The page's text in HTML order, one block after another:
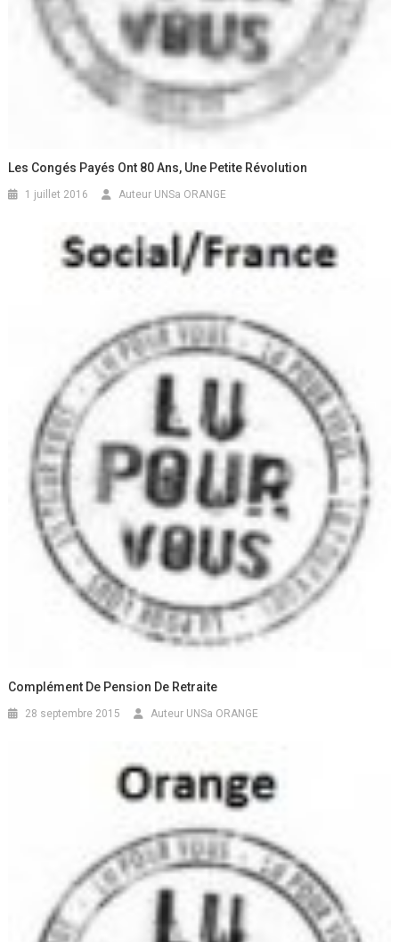
Les Congés Payés Ont 80 Ans, Une Petite Révolution
1 juillet 2016 Auteur UNSa ORANGE
Complément De Pension De Retraite
28 septembre 2015 Auteur UNSa ORANGE